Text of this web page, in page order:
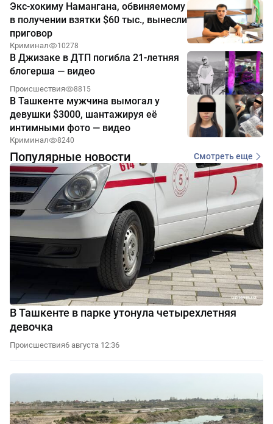
Экс-хокиму Намангана, обвиняемому
в получении взятки $60 тыс., вынесли
приговор
Криминал 10278
В Джизаке в ДТП погибла 21-летняя
блогерша — видео
Происшествия 8815
В Ташкенте мужчина вымогал у
девушки $3000, шантажируя её
интимными фото — видео
Криминал 8240
Популярные новости Смотреть еще
В Ташкенте в парке утонула четырехлетняя
девочка
Происшествия6 августа 12:36